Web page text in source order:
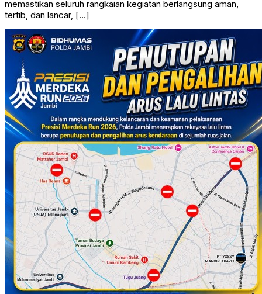
memastikan seluruh rangkaian kegiatan berlangsung aman,
tertib, dan lancar, […]